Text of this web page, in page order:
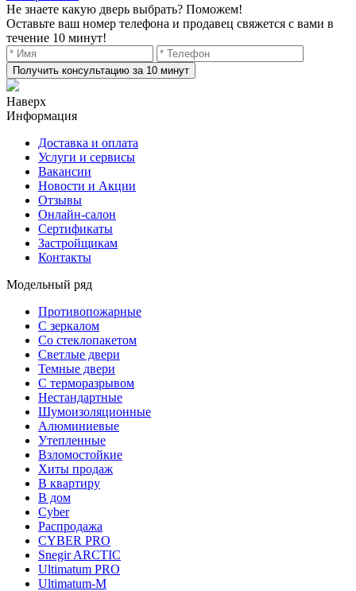
Не знаете какую дверь выбрать? Поможем!
Оставьте ваш номер телефона и продавец свяжется с вами в
течение 10 минут!
Получить консультацию за 10 минут
Наверх
Информация
Доставка и оплата
Услуги и сервисы
Вакансии
Новости и Акции
Отзывы
Онлайн-салон
Сертификаты
Застройщикам
Контакты
Модельный ряд
Противопожарные
С зеркалом
Со стеклопакетом
Светлые двери
Темные двери
С терморазрывом
Нестандартные
Шумоизоляционные
Алюминиевые
Утепленные
Взломостойкие
Хиты продаж
В квартиру
В дом
Cyber
Распродажа
CYBER PRO
Snegir ARCTIC
Ultimatum PRO
Ultimatum-M